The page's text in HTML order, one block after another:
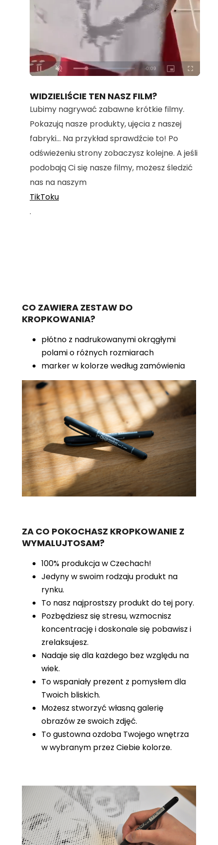
Unmute Loaded:
100.00%
WIDZIELIŚCIE TEN NASZ FILM?
Lubimy nagrywać zabawne krótkie filmy.
Pokazują nasze produkty, ujęcia z naszej
fabryki... Na przykład sprawdźcie to! Po
odświeżeniu strony zobaczysz kolejne. A jeśli
podobają Ci się nasze filmy, możesz śledzić
nas na naszym
TikToku
.
CO ZAWIERA ZESTAW DO
KROPKOWANIA?
płótno z nadrukowanymi okrągłymi
polami o różnych rozmiarach
marker w kolorze według zamówienia
ZA CO POKOCHASZ KROPKOWANIE Z
WYMALUJTOSAM?
100% produkcja w Czechach!
Jedyny w swoim rodzaju produkt na
rynku.
To nasz najprostszy produkt do tej pory.
Pozbędziesz się stresu, wzmocnisz
koncentrację i doskonale się pobawisz i
zrelaksujesz.
Nadaje się dla każdego bez względu na
wiek.
To wspaniały prezent z pomysłem dla
Twoich bliskich.
Możesz stworzyć własną galerię
obrazów ze swoich zdjęć.
To gustowna ozdoba Twojego wnętrza
w wybranym przez Ciebie kolorze.